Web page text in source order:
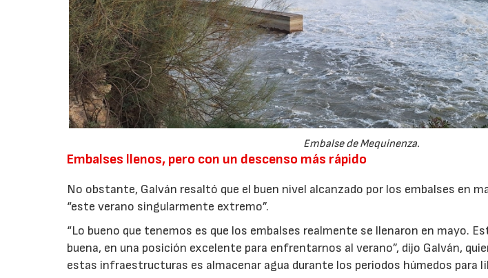
Embalse de Mequinenza.
Embalses llenos, pero con un descenso más rápido
No obstante, Galván resaltó que el buen nivel alcanzado por los embalses en
“este verano singularmente extremo”.
“Lo bueno que tenemos es que los embalses realmente se llenaron en mayo.
buena, en una posición excelente para enfrentarnos al verano”, dijo Galván,
estas infraestructuras es almacenar agua durante los periodos húmedos para